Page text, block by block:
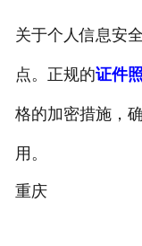
关于个人信息安
点。正规的证件
格的加密措施，
用。
重庆